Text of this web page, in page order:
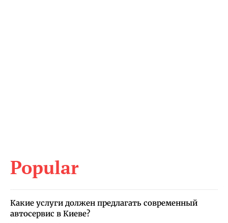
Popular
Какие услуги должен предлагать современный
автосервис в Киеве?